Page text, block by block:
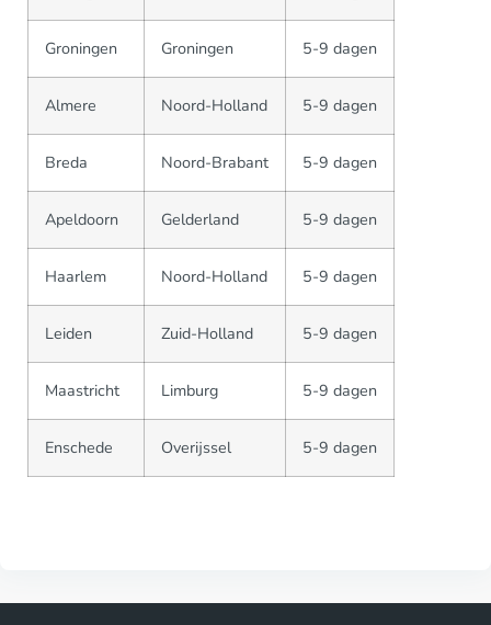
Groningen Groningen 5-9 dagen
Almere Noord-Holland 5-9 dagen
Breda Noord-Brabant 5-9 dagen
Apeldoorn Gelderland 5-9 dagen
Haarlem Noord-Holland 5-9 dagen
Leiden Zuid-Holland 5-9 dagen
Maastricht Limburg 5-9 dagen
Enschede Overijssel 5-9 dagen